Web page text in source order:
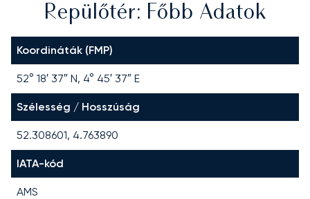
Repülőtér: Főbb Adatok
Koordináták (FMP)
52° 18′ 37″ N, 4° 45′ 37″ E
Szélesség / Hosszúság
52.308601, 4.763890
IATA-kód
AMS